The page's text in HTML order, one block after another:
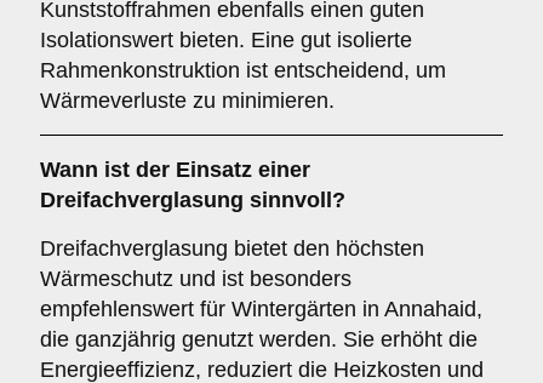
Kunststoffrahmen ebenfalls einen guten
Isolationswert bieten. Eine gut isolierte
Rahmenkonstruktion ist entscheidend, um
Wärmeverluste zu minimieren.
Wann ist der Einsatz einer
Dreifachverglasung sinnvoll?
Dreifachverglasung bietet den höchsten
Wärmeschutz und ist besonders
empfehlenswert für Wintergärten in Annahaid,
die ganzjährig genutzt werden. Sie erhöht die
Energieeffizienz, reduziert die Heizkosten und